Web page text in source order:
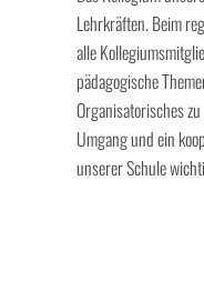
Lehrkräften. Beim
alle
pädagogische
Organisatorisches
Umgang und ein
unserer Schule